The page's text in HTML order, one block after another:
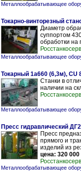
Металлообрабатывающее
Токарно-винторезный
Диаметр
суппортом
обработки на
Металлообрабатывающее
Токарный 1а660 (6,3м), CU
Станки в
наличии на
Металлообрабатывающее
Пресс гидравлический
Пресс
прямого и
изделий из
цена: 320 000
Металлообрабатывающее